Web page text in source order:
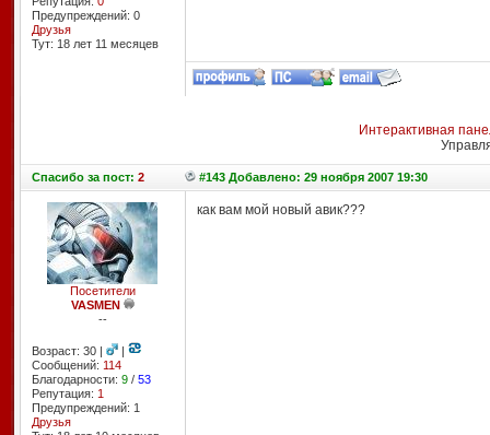
Предупреждений: 0
Друзья
Тут: 18 лет 11 месяцев
Интерактивная
Спасибоза пост: 2 #143 Добавлено: 29 ноября 2007 19:30
Посетители
VASMEN
--
Возраст: 30 |
|
Сообщений: 114
Благодарности: 9/ 53
Репутация: 1
Предупреждений: 1
Друзья
как вам мой новый авик???